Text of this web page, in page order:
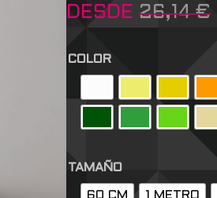
DESDE 26,14€
COLOR
TAMAÑO
60 CM 1 METRO